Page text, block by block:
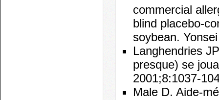
commercial
blind placebo-
soybean.
Langhendries
presque) se
2001;8:1037-
Male D. Aide-